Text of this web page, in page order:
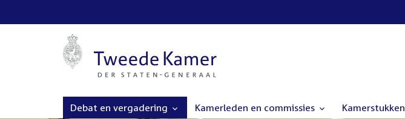
Debat en vergadering Kamerleden en commissies Kamerstukken